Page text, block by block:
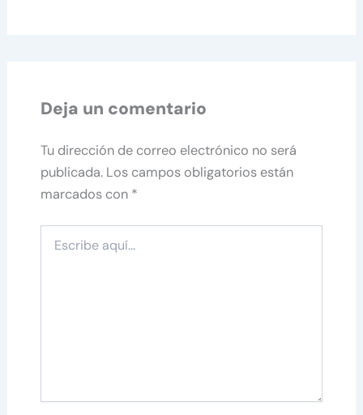
Deja un comentario
Tu dirección de correo electrónico no será
publicada. Los campos obligatorios están
marcados con *
aquí...